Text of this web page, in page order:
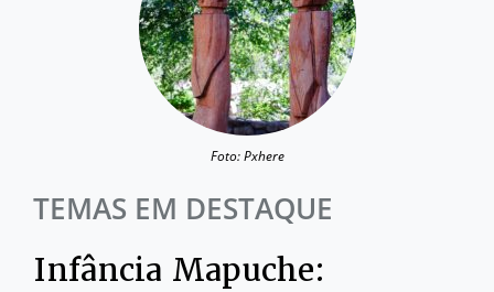
Foto: Pxhere
TEMAS EM DESTAQUE
Infância Mapuche: